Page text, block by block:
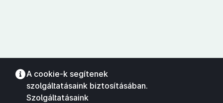
A cookie-k segítenek
szolgáltatásaink biztosításában.
Szolgáltatásaink